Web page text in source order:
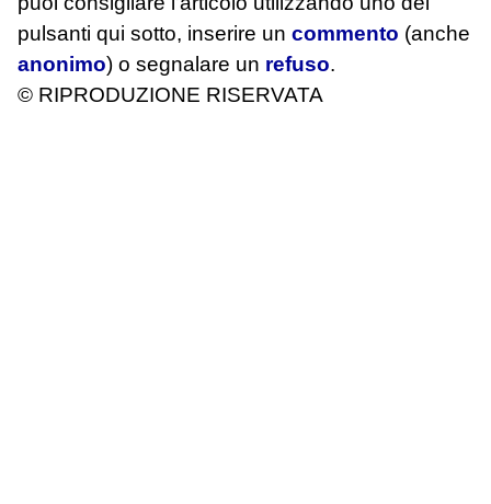
pulsanti qui sotto, inserire un commento (anche
anonimo) o segnalare un refuso.
© RIPRODUZIONE RISERVATA